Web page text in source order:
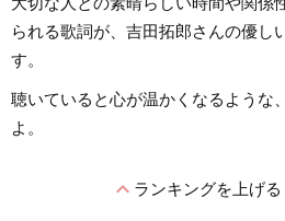
られる歌詞が、吉田拓郎さんの優し
す。
聴いていると心が温かくなるような
よ。
expand_lessランキングを上げる